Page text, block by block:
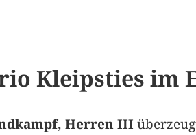
Kleipsties im
Herren III